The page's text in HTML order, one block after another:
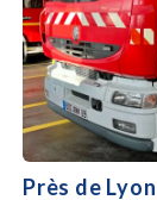
Près de